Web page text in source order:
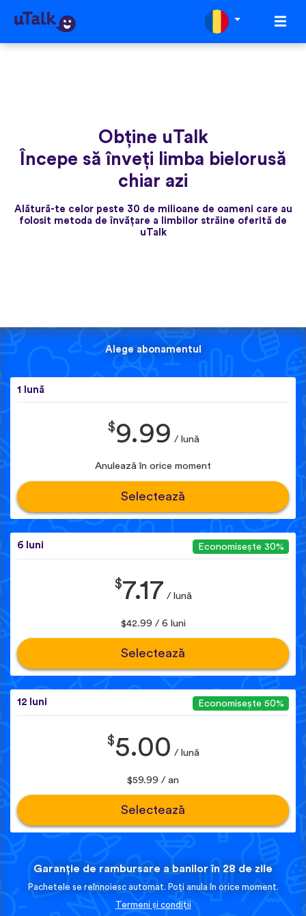
Obține uTalk
Începe să înveți limba bielorusă
chiar azi
Alătură-te celor peste 30 de milioane de oameni care au
folosit metoda de învățare a limbilor străine oferită de
uTalk
Alege abonamentul
1 lună
$9.99 / lună
Anulează în orice moment
Selectează
6 luni Economisește 30%
$7.17 / lună
$42.99 / 6 luni
Selectează
12 luni Economisește 50%
$5.00 / lună
$59.99 / an
Selectează
Garanție de rambursare a banilor în 28 de zile
Pachetele se reînnoiesc automat. Poți anula în orice moment.
Termeni și condiții